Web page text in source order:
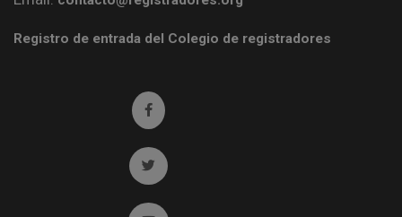
Registro de entrada del Colegio de registradores
Ir a facebook (abre en ventana nueva)
Ir a twitter (abre en ventana nueva)